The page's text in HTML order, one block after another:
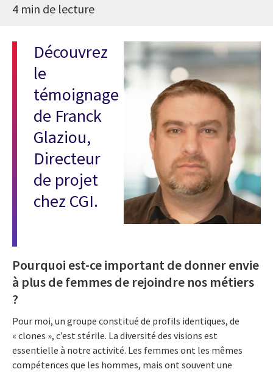
4 min de lecture
Découvrez
le
témoignage
de Franck
Glaziou,
Directeur
de projet
chez CGI.
Pourquoi est-ce important de donner envie
à plus de femmes de rejoindre nos métiers
?
Pour moi, un groupe constitué de profils identiques, de
« clones », c’est stérile. La diversité des visions est
essentielle à notre activité. Les femmes ont les mêmes
compétences que les hommes, mais ont souvent une